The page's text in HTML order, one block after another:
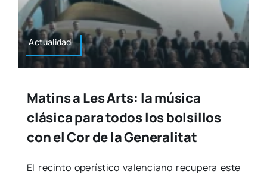
Actua­li­dad
Matins a Les Arts: la música
clásica para todos los bolsillos
con el Cor de la Generalitat
El recin­to ope­rís­ti­co valen­ciano recu­pe­ra este